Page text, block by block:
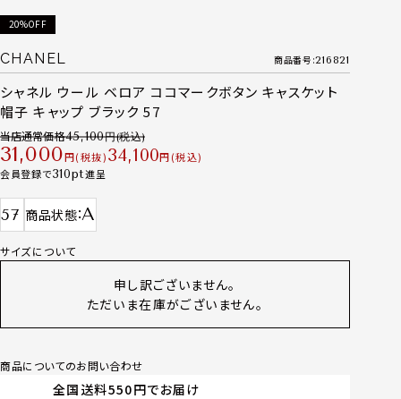
20%OFF
CHANEL 商品番号 216821
シャネル ウール ベロア ココマークボタン キャスケット
帽子 キャップ ブラック 57
当店通常価格45,100
31,000 税抜 34,100
税込
会員登録で310 進呈
57 商品状態 A
サイズについて
申し訳ございません。
ただいま在庫がございません。
商品についてのお問い合わせ
全国送料550円でお届け